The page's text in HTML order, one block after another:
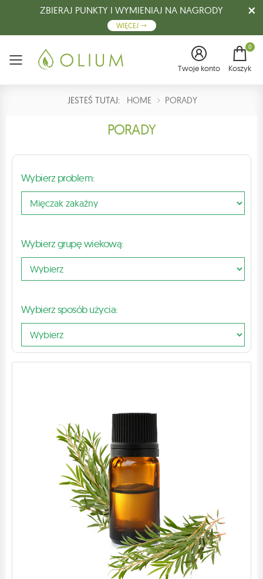
ZBIERAJ PUNKTY I WYMIENIAJ NA NAGRODY
WIĘCEJ
Menu Twoje konto
0
Koszyk
JESTEŚ TUTAJ: HOME PORADY
PORADY
Wybierz problem:
Wybierz grupę wiekową:
Wybierz sposób użycia: